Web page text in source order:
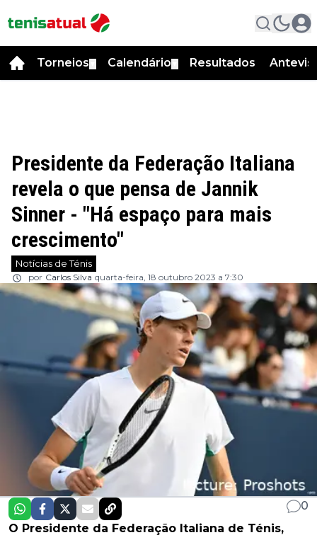
Torneios Calendário Resultados
Presidente da Federação Italiana
revela o que pensa de Jannik
Sinner - "Há espaço para mais
crescimento"
Notícias de Ténis
por Carlos Silva quarta-feira, 18 outubro 2023 a 7:30
0
O Presidente da Federação Italiana de Ténis,